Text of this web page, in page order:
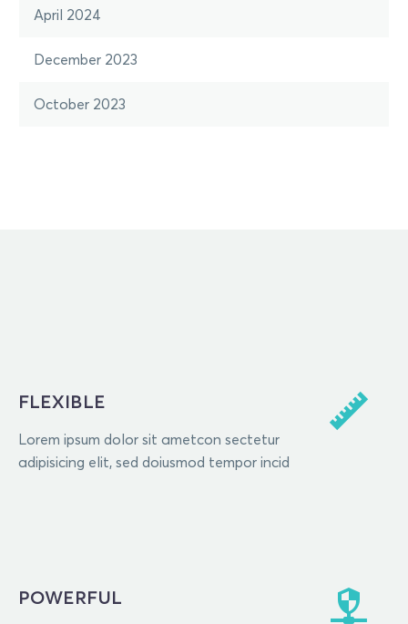
April 2024
December 2023
October 2023
FLEXIBLE
Lorem ipsum dolor sit ametcon sectetur
adipisicing elit, sed doiusmod tempor incid
POWERFUL